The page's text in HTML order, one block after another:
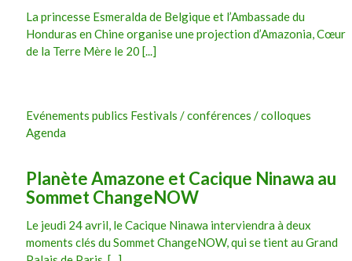
La princesse Esmeralda de Belgique et l’Ambassade du
Honduras en Chine organise une projection d’Amazonia, Cœur
de la Terre Mère le 20 [...]
Evénements publics Festivals / conférences / colloques
Agenda
Planète Amazone et Cacique Ninawa au
Sommet ChangeNOW
Le jeudi 24 avril, le Cacique Ninawa interviendra à deux
moments clés du Sommet ChangeNOW, qui se tient au Grand